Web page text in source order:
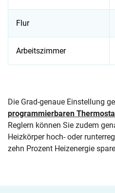
Flur
Arbeitszimmer
Die Grad-genaue Einstellung
programmierbaren
Reglern können Sie zudem
Heizkörper hoch- oder
zehn Prozent Heizenergie